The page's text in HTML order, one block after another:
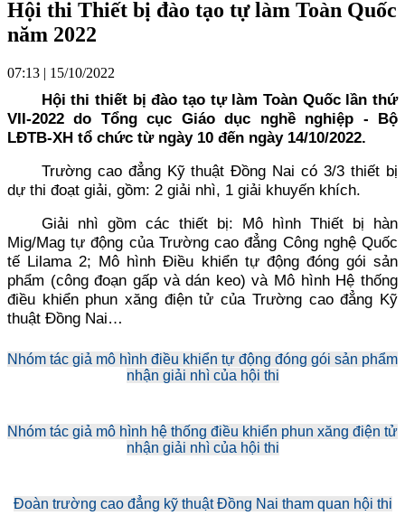
Hội thi Thiết bị đào tạo tự làm Toàn Quốc
năm 2022
07:13 | 15/10/2022
Hội thi thiết bị đào tạo tự làm Toàn Quốc lần thứ
VII-2022 do Tổng cục Giáo dục nghề nghiệp - Bộ
LĐTB-XH tổ chức từ ngày 10 đến ngày 14/10/2022.
Trường cao đẳng Kỹ thuật Đồng Nai có 3/3 thiết bị
dự thi đoạt giải, gồm: 2 giải nhì, 1 giải khuyến khích.
Giải nhì gồm các thiết bị: Mô hình Thiết bị hàn
Mig/Mag tự động của Trường cao đẳng Công nghệ Quốc
tế Lilama 2; Mô hình Điều khiển tự động đóng gói sản
phẩm (công đoạn gấp và dán keo) và Mô hình Hệ thống
điều khiển phun xăng điện tử của Trường cao đẳng Kỹ
thuật Đồng Nai…
Nhóm tác giả mô hình điều khiển tự động đóng gói sản phẩm
nhận giải nhì của hội thi
Nhóm tác giả mô hình hệ thống điều khiển phun xăng điện tử
nhận giải nhì của hội thi
Đoàn trường cao đẳng kỹ thuật Đồng Nai tham quan hội thi